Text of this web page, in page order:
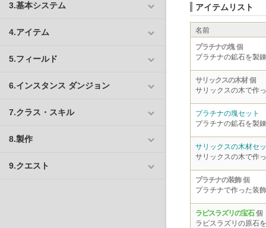
3.基本システム
4.アイテム
5.フィールド
6.インスタンス ダンジョン
7.クラス・スキル
8.製作
9.クエスト
アイテムリスト
名前
プラチナの塊個
プラチナの鉱石を製
サリックスの木材個
サリックスの木で作
プラチナの塊セット
プラチナの鉱石を製
サリックスの木材セ
サリックスの木で作
プラチナの装飾個
プラチナで作った装
ラピスラズリの宝石個
ラピスラズリの原石